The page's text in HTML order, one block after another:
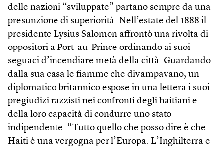
delle nazioni “sviluppate” partano sempre da una
presunzione di superiorità. Nell’estate del 1888 il
presidente Lysius Salomon affrontò una rivolta di
oppositori a Port-au-Prince ordinando ai suoi
seguaci d’incendiare metà della città. Guardando
dalla sua casa le fiamme che divampavano, un
diplomatico britannico espose in una lettera i suoi
pregiudizi razzisti nei confronti degli haitiani e
della loro capacità di condurre uno stato
indipendente: “Tutto quello che posso dire è che
Haiti è una vergogna per l’Europa. L’Inghilterra e